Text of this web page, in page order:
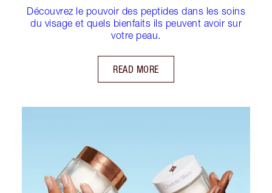
Découvrez le pouvoir des peptides dans les soins
du visage et quels bienfaits ils peuvent avoir sur
votre peau.
READ MORE